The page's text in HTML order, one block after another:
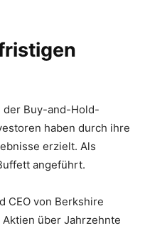
Buy-and-Hold-
haben durch ihre
erzielt. Als
angeführt.
CEO von Berkshire
Aktien über Jahrzehnte